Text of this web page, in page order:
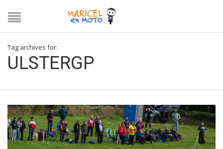
Tag archives for:
ULSTERGP